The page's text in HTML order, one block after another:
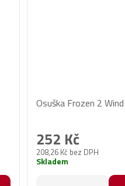
Osuška Frozen 2
208,26 Kč bez DPH
252 Kč
Skladem